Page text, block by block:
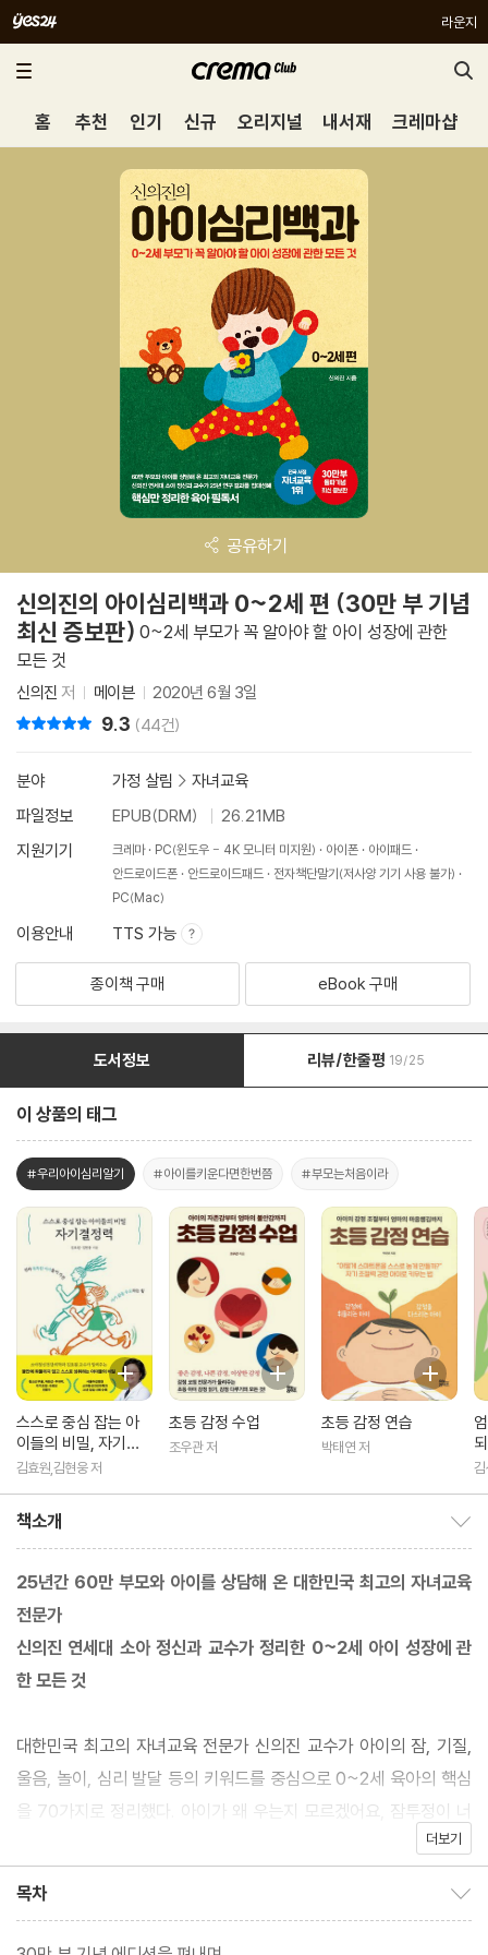
라운지
홈 추천 인기 신규 오리지널 내서재 크레마샵
공유하기
신의진의 아이심리백과 0~2세 편 (30만 부 기념
최신 증보판) 0~2세 부모가 꼭 알아야 할 아이 성장에 관한
모든 것
신의진 저 메이븐 2020년 6월 3일
9.3 (44건)
분야 가정 살림 > 자녀교육
파일정보
EPUB(DRM)
26.21MB
지원기기
크레마 PC(윈도우 - 4K 모니터 미지원) 아이폰
아이패드
안드로이드폰
안드로이드패드
전자책단말기(저사양 기기 사용 불가)
PC(Mac)
이용안내 TTS 가능
종이책 구매 eBook 구매
도서정보 리뷰/한줄평 19/25
이 상품의 태그
#우리아이심리알기 #아이를키운다면한번쯤 #부모는처음이라
스스로 중심 잡는 아
이들의 비밀, 자기결
정력
김효원,김현웅 저
초등 감정 수업
조우관 저
초등 감정 연습
박태연 저
김
책소개
25년간 60만 부모와 아이를 상담해 온 대한민국 최고의 자녀교육
전문가
신의진 연세대 소아 정신과 교수가 정리한 0~2세 아이 성장에 관
한 모든 것
대한민국 최고의 자녀교육 전문가 신의진 교수가 아이의 잠, 기질,
울음, 놀이, 심리 발달 등의 키워드를 중심으로 0~2세 육아의 핵심
을 70가지로 정리했다. 아이가 왜 우는지 모르겠어요, 잠투정이 너
무 심해요, 낯가림이 너무 심해요, 편식 습관 어떻게 바로잡을까요?,
요……. 초보 부모들이 가장 궁금해하는 질문에 대해 25년간의 진료
기록과 검증된 발달학 이론, 그리고 문제 많은 두 아이를 키운 엄마
더보기
목차